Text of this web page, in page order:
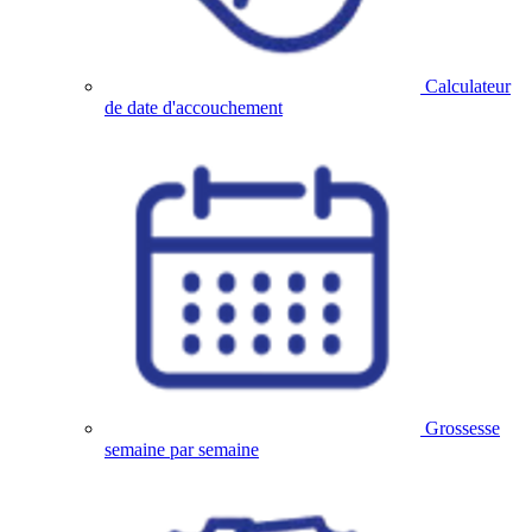
Calculateur
de date d'accouchement
Grossesse
semaine par semaine